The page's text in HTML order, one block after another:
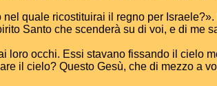
quale ricostituirai il regno per
Santo che scenderà su di voi, e di me
occhi. Essi stavano fissando il cielo
il cielo? Questo Gesù, che di mezzo a